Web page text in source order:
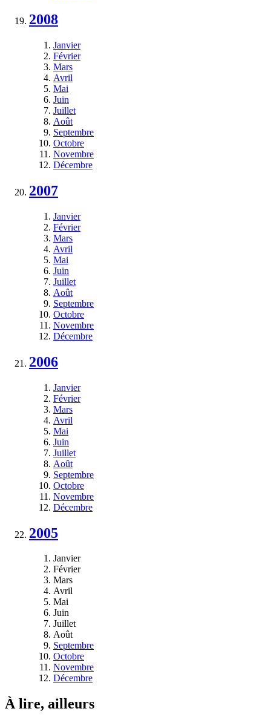
2008
Janvier
Février
Mars
Avril
Mai
Juin
Juillet
Août
Septembre
Octobre
Novembre
Décembre
2007
Janvier
Février
Mars
Avril
Mai
Juin
Juillet
Août
Septembre
Octobre
Novembre
Décembre
2006
Janvier
Février
Mars
Avril
Mai
Juin
Juillet
Août
Septembre
Octobre
Novembre
Décembre
2005
Janvier
Février
Mars
Avril
Mai
Juin
Juillet
Août
Septembre
Octobre
Novembre
Décembre
À lire, ailleurs